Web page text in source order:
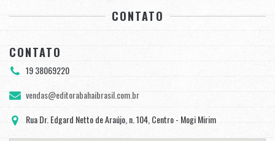
CONTATO
CONTATO
19 38069220
vendas@editorabahaibrasil.com.br
Rua Dr. Edgard Netto de Araújo, n. 104, Centro - Mogi Mirim